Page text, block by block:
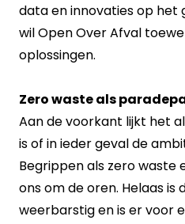
data en innovaties op het
wil Open Over Afval
oplossingen.
Zero waste als
Aan de voorkant lijkt het
is of in ieder geval de
Begrippen als zero waste
ons om de oren. Helaas is
weerbarstig en is er voor